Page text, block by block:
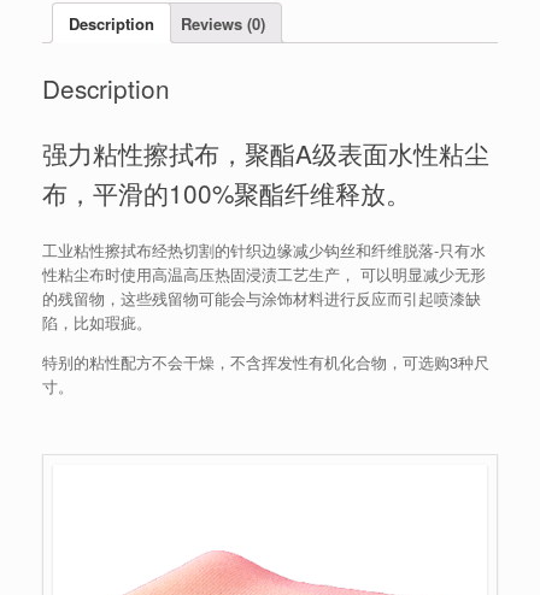
Description Reviews (0)
Description
强力粘性擦拭布，聚酯A级表面水性粘尘
布，平滑的100%聚酯纤维释放。
工业粘性擦拭布经热切割的针织边缘减少钩丝和纤维脱落-只有水
性粘尘布时使用高温高压热固浸渍工艺生产， 可以明显减少无形
的残留物，这些残留物可能会与涂饰材料进行反应而引起喷漆缺
陷，比如瑕疵。
特别的粘性配方不会干燥，不含挥发性有机化合物，可选购3种尺
寸。